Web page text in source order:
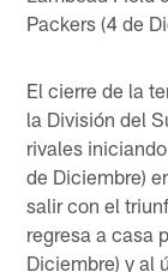
Packers (4 de
El cierre de la
la División del
rivales
de Diciembre)
salir con el
regresa a casa
Diciembre) y al